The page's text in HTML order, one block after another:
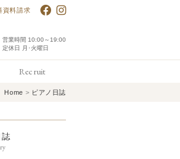
資料請求
営業時間 10:00～19:00
定休日 月･火曜日
Recruit
求人情報
Home > ピアノ日誌
誌